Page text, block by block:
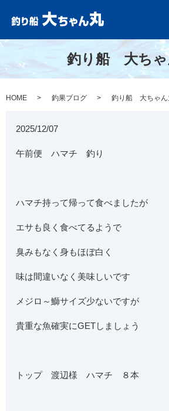
釣り船 大ちゃ
HOME 釣果ブログ 釣り船 大ちゃん
2025/12/07
午前便 ハマチ 釣り
ハマチ持って帰って食べましたが
エサも良く食べてるようで
臭みもなく身もほぼ白く
味は間違いなく美味しいです
メジロ～鰤サイズ少ないですが
貴重な魚確実にGETしましょう
トップ 渡辺様 ハマチ ８本